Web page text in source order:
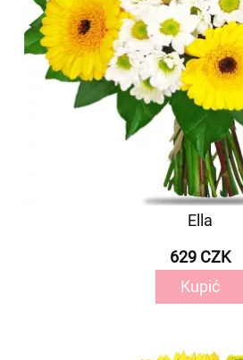
Ella
629 CZK
Kupić